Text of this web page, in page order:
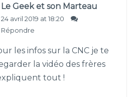
Le Geek et son Marteau
24 avril 2019 at 18:20
Répondre
les infos sur la CNC je te
la vidéo des frères
tout !